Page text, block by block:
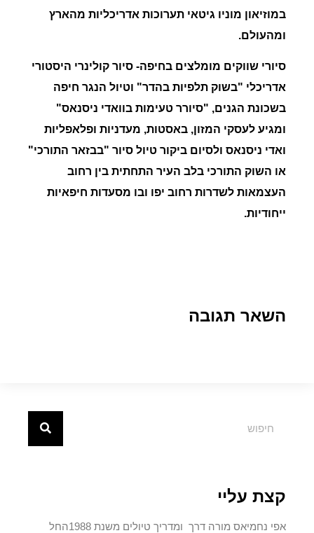
במוזיאון מוניו גיטאי תערוכות אדריכליות מהארץ
ומהעולם.
סיורי שווקים מומלצים בחיפה- סיור קולינרי היסטורי
אדריכלי "בשוק תלפיות בהדר" וטיול הנגר חיפה
בשכונת הגנים, "סיורר טעימות בוואדי ניסנאס"
ומגיע לעסקי המזון, באסטות, מעדניות ופלאפליות
ואדי ניסנאס ולסיום ביקור טיול סיור "בבזאר התורכי"
או השוק התורכי בלב העיר התחתית בין רחוב
העצמאות לשדרות רחוב יפו ובו מסעדות חיפאיות
ייחודיות.
השאר תגובה
קצת עליי
אפי נחמיאס מורה דרך ומדריך טיולים משנת 1988החל